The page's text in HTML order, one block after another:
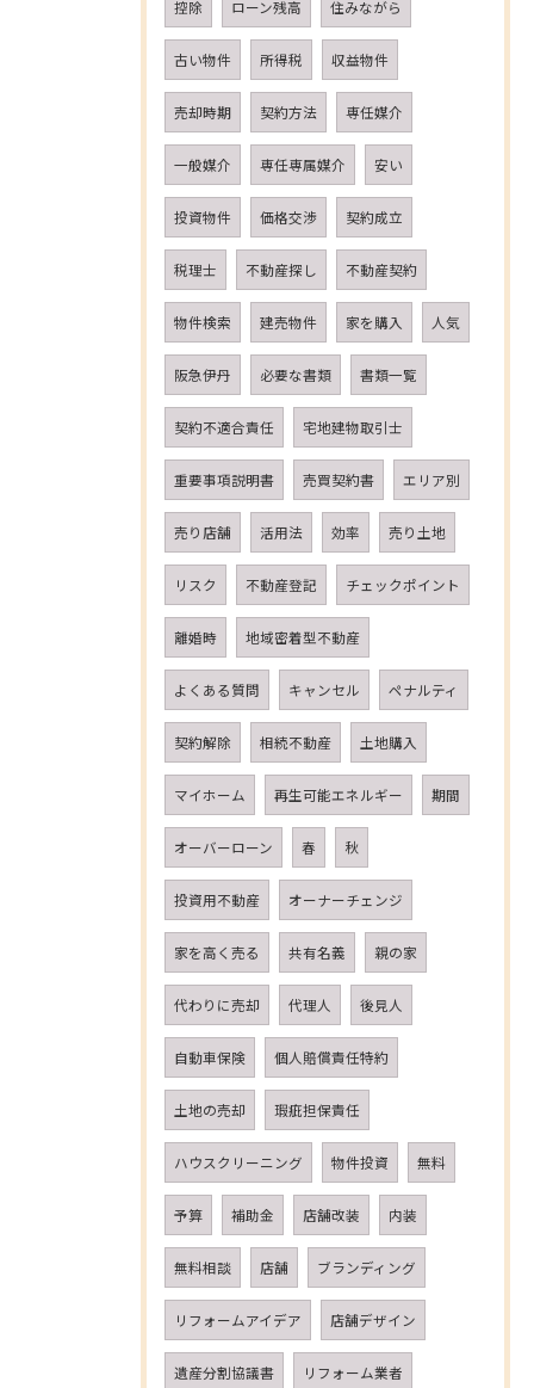
控除 ローン残高 住みながら
古い物件 所得税 収益物件
売却時期 契約方法 専任媒介
一般媒介 専任専属媒介 安い
投資物件 価格交渉 契約成立
税理士 不動産探し 不動産契約
物件検索 建売物件 家を購入 人気
阪急伊丹 必要な書類 書類一覧
契約不適合責任 宅地建物取引士
重要事項説明書 売買契約書 エリア別
売り店舗 活用法 効率 売り土地
リスク 不動産登記 チェックポイント
離婚時 地域密着型不動産
よくある質問 キャンセル ペナルティ
契約解除 相続不動産 土地購入
マイホーム 再生可能エネルギー 期間
オーバーローン 春 秋
投資用不動産 オーナーチェンジ
家を高く売る 共有名義 親の家
代わりに売却 代理人 後見人
自動車保険 個人賠償責任特約
土地の売却 瑕疵担保責任
ハウスクリーニング 物件投資 無料
予算 補助金 店舗改装 内装
無料相談 店舗 ブランディング
リフォームアイデア 店舗デザイン
遺産分割協議書 リフォーム業者